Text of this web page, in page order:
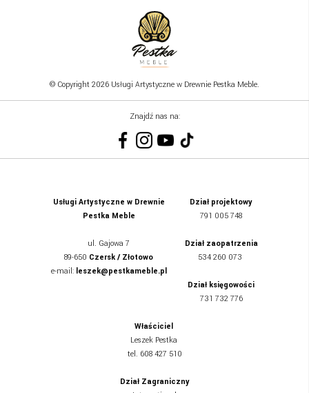
© Copyright 2026 Usługi Artystyczne w Drewnie Pestka Meble.
Znajdź nas na:
Usługi Artystyczne w Drewnie
Pestka Meble
ul. Gajowa 7
89-650 Czersk / Złotowo
e-mail: leszek@pestkameble.pl
Dział projektowy
791 005 748
Dział zaopatrzenia
534 260 073
Dział księgowości
731 732 776
Właściciel
Leszek Pestka
tel. 608 427 510
Dział Zagraniczny